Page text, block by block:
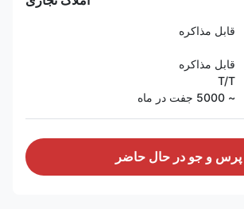
قابل مذاکره
قابل مذاکره
T/T
~ 5000 جفت در ماه
پرس و جو در حال حاضر